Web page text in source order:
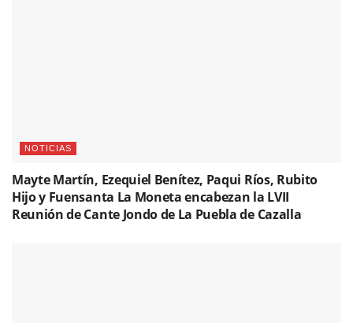
NOTICIAS
Mayte Martín, Ezequiel Benítez, Paqui Ríos, Rubito
Hijo y Fuensanta La Moneta encabezan la LVII
Reunión de Cante Jondo de La Puebla de Cazalla